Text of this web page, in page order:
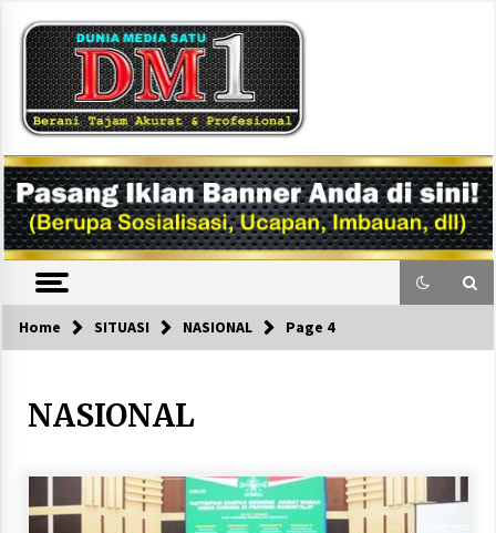
content
DM1
Home SITUASI NASIONAL Page 4
NASIONAL